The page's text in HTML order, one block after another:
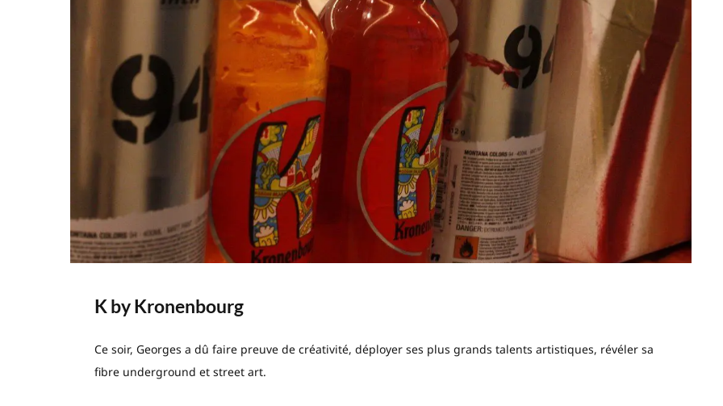
K by Kronenbourg
Ce soir, Georges a dû faire preuve de créativité, déployer ses plus grands talents artistiques, révéler sa
fibre underground et street art.